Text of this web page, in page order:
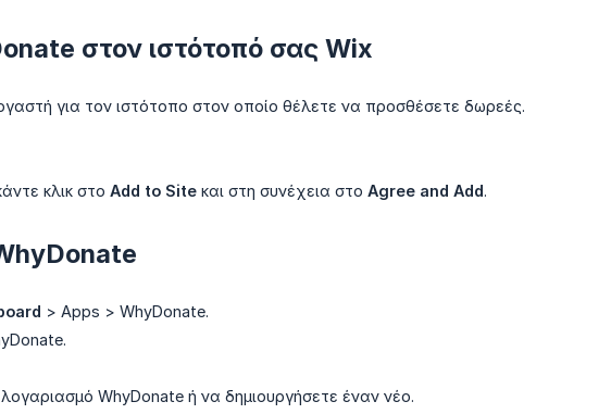
στον ιστότοπό σας Wix
για τον ιστότοπο στον οποίο θέλετε να προσθέσετε δωρεές.
κλικ στο Add to Site και στη συνέχεια στο Agree and Add.
> Apps > WhyDonate.
WhyDonate ή να δημιουργήσετε έναν νέο.